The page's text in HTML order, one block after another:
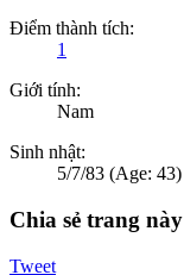
Điểm thành tích:
1
Giới tính:
Nam
Sinh nhật:
5/7/83 (Age: 43)
Chia sẻ trang này
Tweet